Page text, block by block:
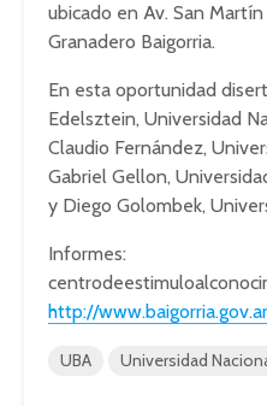
ubicado en Av. San
Granadero Baigorria.
En esta oportunidad
Edelsztein, Universidad
Claudio Fernández,
Gabriel Gellon,
y Diego Golombek,
Informes:
http://www.baigorria.gov.ar
UBA Universidad